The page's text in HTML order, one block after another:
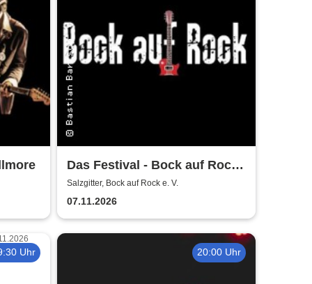
Das Festival - Bock auf Rock
gemeinnütziger e. V.
Salzgitter, Bock auf Rock e. V.
07.11.2026
Uhr 20:00 Uhr